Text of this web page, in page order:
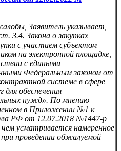
Заявитель указывает,
3.4. Закона о закупках
с участием субъектом
на электронной площадке,
с едиными
Федеральным законом от
системе в сфере
для обеспечения
нужд». По мнению
в Приложении №1 к
РФ от 12.07.2018 №1447-р
усматривается намеренное
проведении обжалуемой